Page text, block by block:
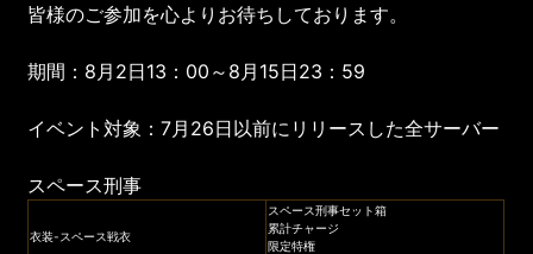
皆様のご参加を心よりお待ちしております。
期間：8月2日13：00～8月15日23：59
イベント対象：7月26日以前にリリースした全サーバー
スペース刑事
衣装-スペース戦衣
スペース刑事セット箱
累計チャージ
限定特権